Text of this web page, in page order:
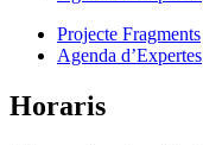
Projecte Fragments
Agenda d’Expertes
Horaris